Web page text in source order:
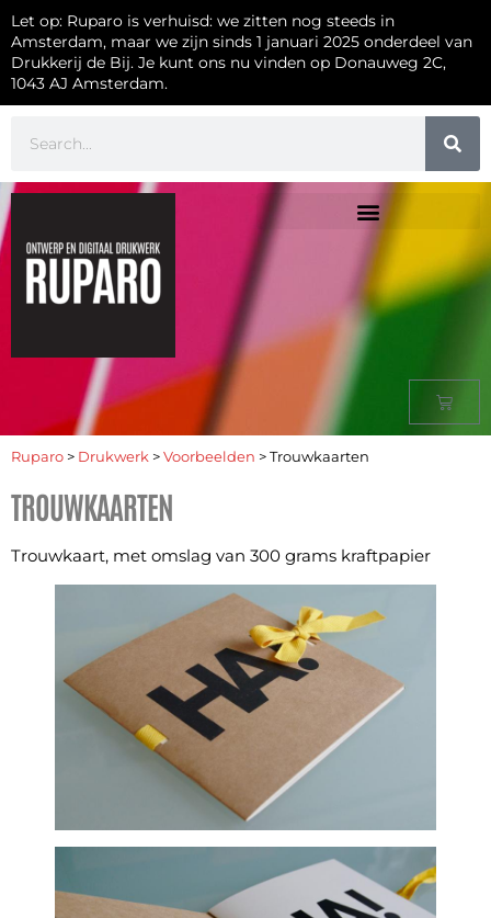
Let op: Ruparo is verhuisd: we zitten nog steeds in
Amsterdam, maar we zijn sinds 1 januari 2025 onderdeel van
Drukkerij de Bij. Je kunt ons nu vinden op Donauweg 2C,
1043 AJ Amsterdam.
Ruparo > Drukwerk > Voorbeelden > Trouwkaarten
TROUWKAARTEN
Trouwkaart, met omslag van 300 grams kraftpapier